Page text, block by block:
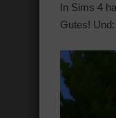
In Sims 4
Gutes!